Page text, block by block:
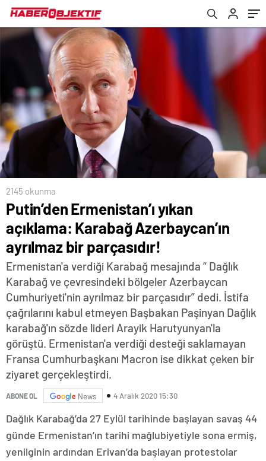
parçasıdır!
2145 okunma
Putin’den Ermenistan’ı yıkan
açıklama: Karabağ Azerbaycan’ın
ayrılmaz bir parçasıdır!
Ermenistan'a verdiği Karabağ mesajında “ Dağlık
Karabağ ve çevresindeki bölgeler Azerbaycan
Cumhuriyeti'nin ayrılmaz bir parçasıdır” dedi. İstifa
çağrılarını kabul etmeyen Başbakan Paşinyan Dağlık
karabağ'ın sözde lideri Arayik Harutyunyan'la
görüştü. Ermenistan'a verdiği desteği saklamayan
Fransa Cumhurbaşkanı Macron ise dikkat çeken bir
ziyaret gerçekleştirdi.
ABONE OL News 4 Aralık 2020 15:30
Dağlık Karabağ’da 27 Eylül tarihinde başlayan savaş 44
günde Ermenistan’ın tarihi mağlubiyetiyle sona ermiş,
yenilginin ardından Erivan’da başlayan protestolar